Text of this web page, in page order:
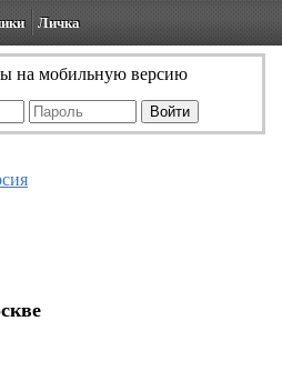
Личка
на мобильную версию